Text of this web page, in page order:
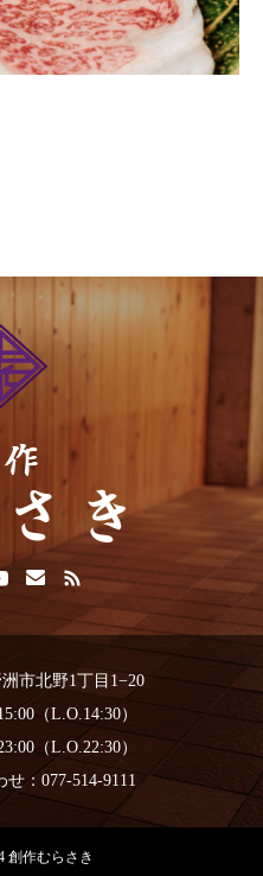
市北野1丁目1−20
（L.O.14:30）
（L.O.22:30）
：077-514-9111
創作むらさき